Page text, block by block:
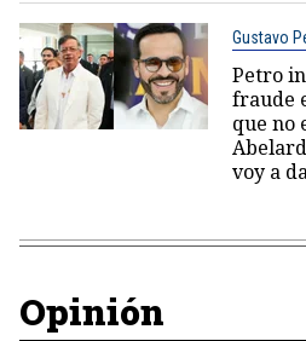
Gustavo
Petro
fraude
que no
voy a
Opinión